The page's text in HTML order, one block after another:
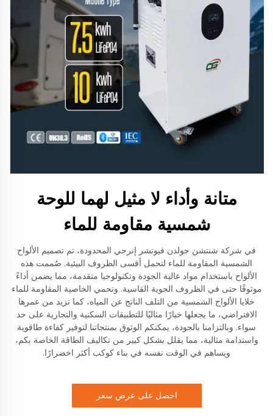
متانة وأداء لا مثيل لهما للوحة
شمسية مقاومة للماء
في شركة شنتشن جولدن فيوتشر إنرجي المحدودة، تم تصميم الألواح
الشمسية المقاومة للماء لتحمل أقسى الظروف البيئية. صُممت هذه
الألواح باستخدام مواد عالية الجودة وتكنولوجيا متقدمة، مما يضمن أداءً
موثوقًا حتى في الظروف الجوية القاسية. وتحمي الخاصية المقاومة للماء
خلايا الألواح الشمسية من التلف الناتج عن المياه، كما تزيد من عمرها
الافتراضي، ما يجعلها خيارًا مثاليًا للتطبيقات السكنية والتجارية على حد
سواء. وبالتزامنا بالجودة، يمكنكم الوثوق بمنتجاتنا لتوفير كفاءة طاقوية
واستدامة مثالية، مما يقلل بشكل كبير من تكاليف الطاقة الخاصة بكم،
ويساهم في الوقت نفسه في بناء كوكب أكثر اخضرارًا.
احصل على عرض سعر